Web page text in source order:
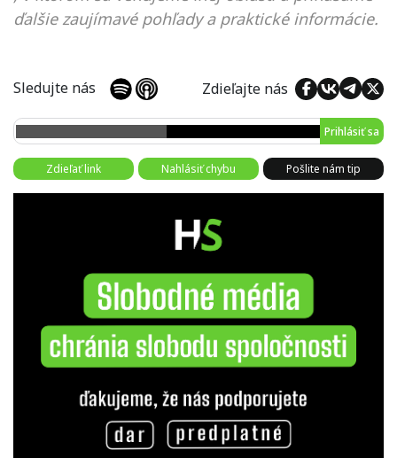
ďalšie zaujímavé pohľady a praktické informácie.
Sledujte nás Zdieľajte nás
Prihlásiť sa
Zdieľať link Nahlásiť chybu Pošlite nám tip